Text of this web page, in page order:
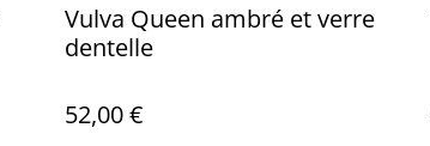
Vulva Queen ambré et verre
dentelle
52,00 €